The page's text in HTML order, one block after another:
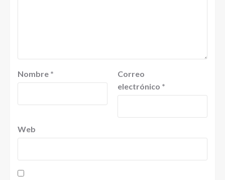
Nombre *
Correo
electrónico *
Web